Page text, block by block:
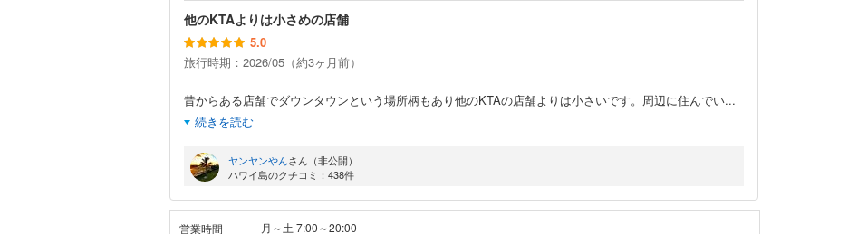
他のKTAよりは小さめの店舗
5.0
旅行時期：2026/05（約3ヶ月前）
昔からある店舗でダウンタウンという場所柄もあり他のKTAの店舗よりは小さいです。周辺に住んでい...
続きを読む
ヤンヤンやんさん（非公開）
ハワイ島のクチコミ：438件
営業時間 月～土 7:00～20:00